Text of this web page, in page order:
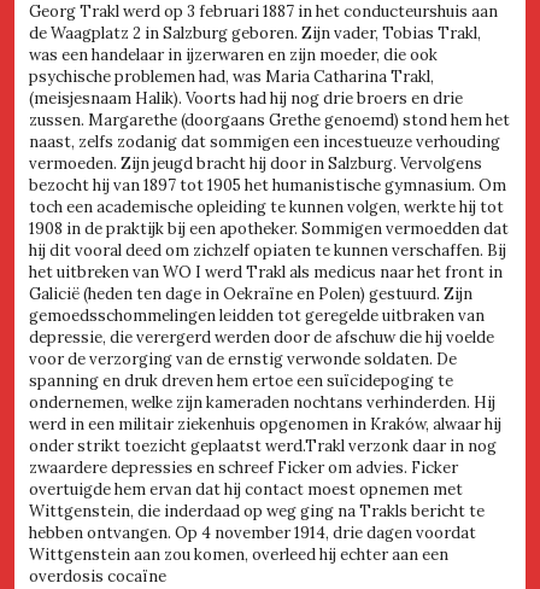
Georg Trakl werd op 3 februari 1887 in het conducteurshuis aan
de Waagplatz 2 in Salzburg geboren. Zijn vader, Tobias Trakl,
was een handelaar in ijzerwaren en zijn moeder, die ook
psychische problemen had, was Maria Catharina Trakl,
(meisjesnaam Halik). Voorts had hij nog drie broers en drie
zussen. Margarethe (doorgaans Grethe genoemd) stond hem het
naast, zelfs zodanig dat sommigen een incestueuze verhouding
vermoeden. Zijn jeugd bracht hij door in Salzburg. Vervolgens
bezocht hij van 1897 tot 1905 het humanistische gymnasium. Om
toch een academische opleiding te kunnen volgen, werkte hij tot
1908 in de praktijk bij een apotheker. Sommigen vermoedden dat
hij dit vooral deed om zichzelf opiaten te kunnen verschaffen. Bij
het uitbreken van WO I werd Trakl als medicus naar het front in
Galicië (heden ten dage in Oekraïne en Polen) gestuurd. Zijn
gemoedsschommelingen leidden tot geregelde uitbraken van
depressie, die verergerd werden door de afschuw die hij voelde
voor de verzorging van de ernstig verwonde soldaten. De
spanning en druk dreven hem ertoe een suïcidepoging te
ondernemen, welke zijn kameraden nochtans verhinderden. Hij
werd in een militair ziekenhuis opgenomen in Kraków, alwaar hij
onder strikt toezicht geplaatst werd.Trakl verzonk daar in nog
zwaardere depressies en schreef Ficker om advies. Ficker
overtuigde hem ervan dat hij contact moest opnemen met
Wittgenstein, die inderdaad op weg ging na Trakls bericht te
hebben ontvangen. Op 4 november 1914, drie dagen voordat
Wittgenstein aan zou komen, overleed hij echter aan een
overdosis cocaïne